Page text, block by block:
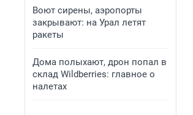
Воют сирены, аэропорты
закрывают: на Урал летят
ракеты
Дома полыхают, дрон попал в
склад Wildberries: главное о
налетах